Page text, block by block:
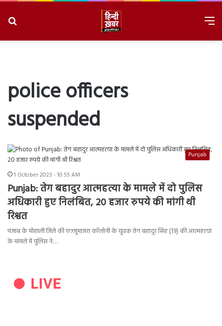
police officers
suspended
Punjab
1 October 2023 - 10:55 AM
Punjab: तेग बहादुर आत्महत्या के मामले में दो पुलिस
अधिकारी हुए निलंबित, 20 हजार रुपये की मांगी थी
रिश्वत
पंजाब के मोहाली जिले की छज्जूमाजरा कॉलोनी के युवक तेग बहादुर सिंह (19) की आत्महत्या
के मामले में पुलिस ने…